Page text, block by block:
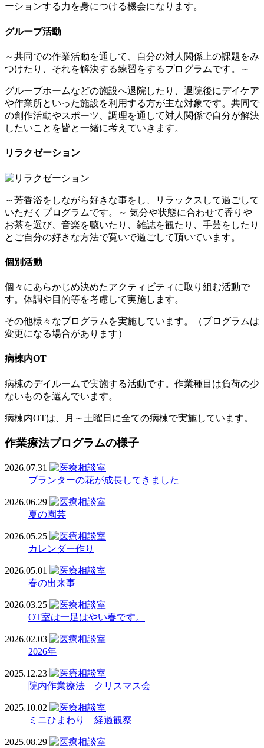
ーションする力を身につける機会になります。
グループ活動
～共同での作業活動を通して、自分の対人関係上の課題をみ
つけたり、それを解決する練習をするプログラムです。～
グループホームなどの施設へ退院したり、退院後にデイケア
や作業所といった施設を利用する方が主な対象です。共同で
の創作活動やスポーツ、調理を通して対人関係で自分が解決
したいことを皆と一緒に考えていきます。
リラクゼーション
～芳香浴をしながら好きな事をし、リラックスして過ごして
いただくプログラムです。～ 気分や状態に合わせて香りや
お茶を選び、音楽を聴いたり、雑誌を観たり、手芸をしたり
とご自分の好きな方法で寛いで過ごして頂いています。
個別活動
個々にあらかじめ決めたアクティビティに取り組む活動で
す。体調や目的等を考慮して実施します。
その他様々なプログラムを実施しています。（プログラムは
変更になる場合があります）
病棟内OT
病棟のデイルームで実施する活動です。作業種目は負荷の少
ないものを選んでいます。
病棟内OTは、月～土曜日に全ての病棟で実施しています。
作業療法プログラムの様子
2026.07.31
プランターの花が成長してきました
2026.06.29
夏の園芸
2026.05.25
カレンダー作り
2026.05.01
春の出来事
2026.03.25
OT室は一足はやい春です。
2026.02.03
2026年
2025.12.23
院内作業療法 クリスマス会
2025.10.02
ミニひまわり 経過観察
2025.08.29